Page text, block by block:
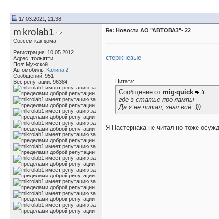
17.03.2021, 21:38
mikrolab1
Совсем как дома
Регистрация: 10.05.2012
Адрес: тольятти
Пол: Мужской
Автомобиль: Калина 2
Сообщений: 951
Вес репутации: 96384
Re: Новости АО "АВТОВАЗ"- 22
стержневые
Цитата:
Сообщение от mig-quick
где в статье про лампы
Да я не читал, знал всё. )))
Я Пастернака не читал но тоже